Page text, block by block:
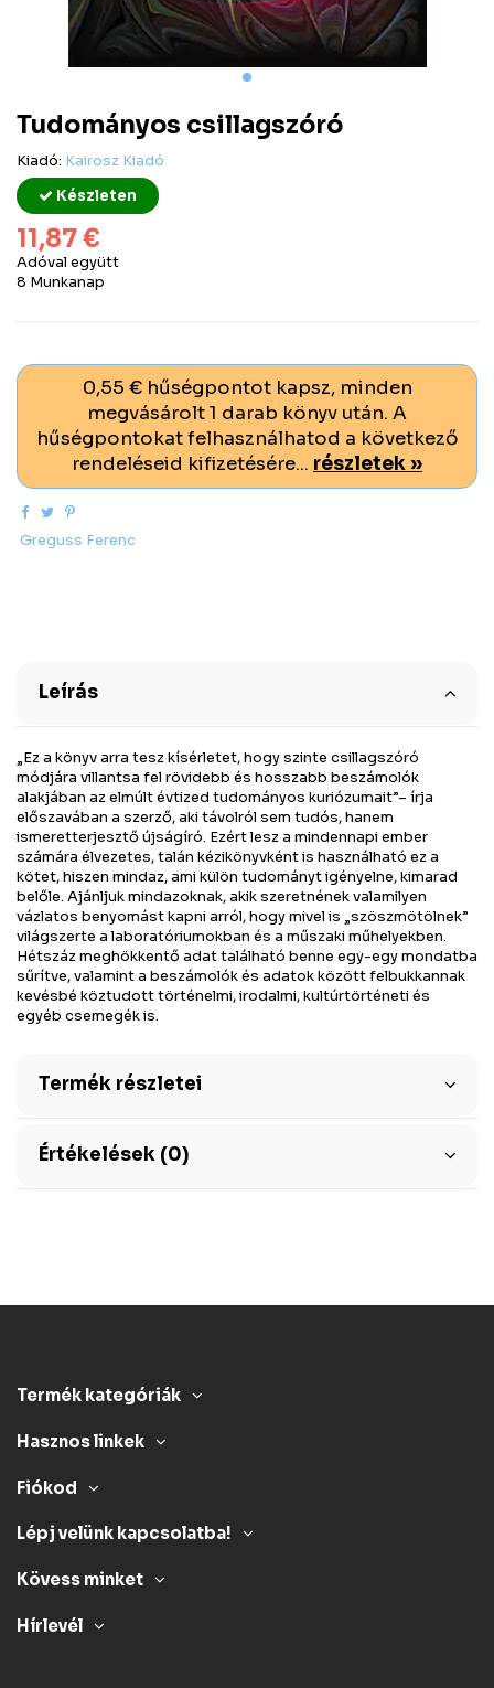
Tudományos csillagszóró
Kiadó: Kairosz Kiadó
Készleten
11,87 €
Adóval együtt
8 Munkanap
0,55 € hűségpontot kapsz, minden
megvásárolt 1 darab könyv után. A
hűségpontokat felhasználhatod a következő
rendeléseid kifizetésére... részletek »
Greguss Ferenc
Leírás
„Ez a könyv arra tesz kísérletet, hogy szinte csillagszóró
módjára villantsa fel rövidebb és hosszabb beszámolók
alakjában az elmúlt évtized tudományos kuriózumait”– írja
előszavában a szerző, aki távolról sem tudós, hanem
ismeretterjesztő újságíró. Ezért lesz a mindennapi ember
számára élvezetes, talán kézikönyvként is használható ez a
kötet, hiszen mindaz, ami külön tudományt igényelne, kimarad
belőle. Ajánljuk mindazoknak, akik szeretnének valamilyen
vázlatos benyomást kapni arról, hogy mivel is „szöszmötölnek”
világszerte a laboratóriumokban és a műszaki műhelyekben.
Hétszáz meghökkentő adat található benne egy-egy mondatba
sűrítve, valamint a beszámolók és adatok között felbukkannak
kevésbé köztudott történelmi, irodalmi, kultúrtörténeti és
egyéb csemegék is.
Termék részletei
Értékelések (0)
Termék kategóriák
Hasznos linkek
Fiókod
Lépj velünk kapcsolatba!
Kövess minket
Hírlevél